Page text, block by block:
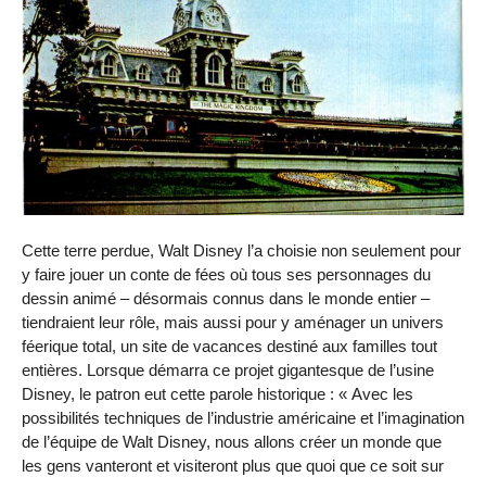
Cette terre perdue, Walt Disney l’a choisie non seulement pour
y faire jouer un conte de fées où tous ses personnages du
dessin animé – désormais connus dans le monde entier –
tiendraient leur rôle, mais aussi pour y aménager un univers
féerique total, un site de vacances destiné aux familles tout
entières. Lorsque démarra ce projet gigantesque de l’usine
Disney, le patron eut cette parole historique : « Avec les
possibilités techniques de l’industrie américaine et l’imagination
de l’équipe de Walt Disney, nous allons créer un monde que
les gens vanteront et visiteront plus que quoi que ce soit sur